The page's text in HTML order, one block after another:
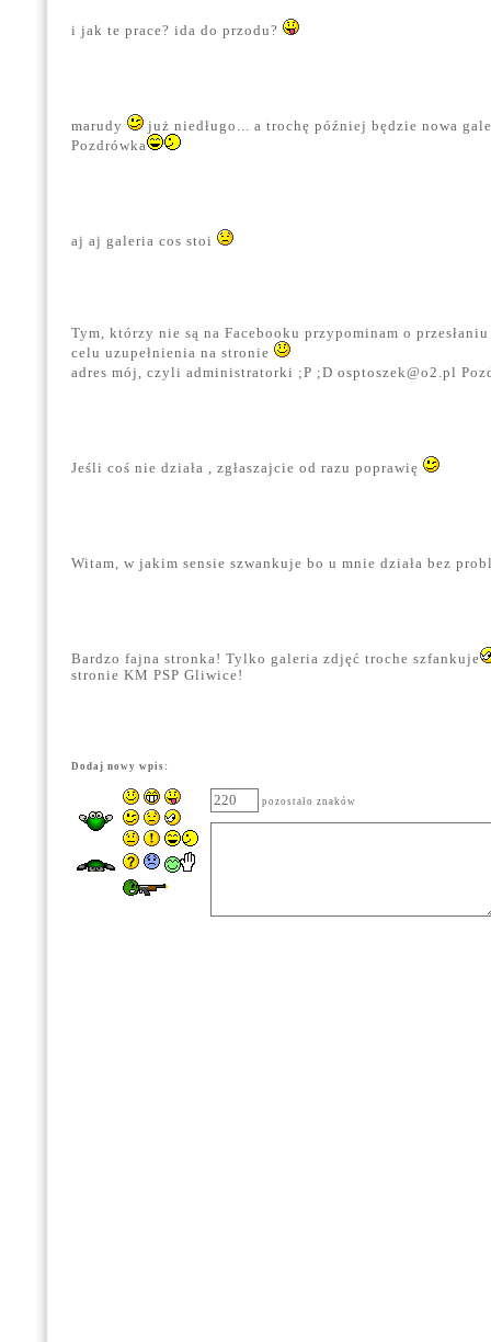
i jak te prace? ida do przodu?
marudy
już niedługo... a trochę później będzie nowa
Pozdrówka
aj aj galeria cos stoi
Tym, którzy nie są na Facebooku przypominam o
celu uzupełnienia na stronie
adres mój, czyli administratorki ;P ;D osptoszek@o2.pl
Jeśli coś nie działa , zgłaszajcie od razu poprawię
Witam, w jakim sensie szwankuje bo u mnie działa bez
Bardzo fajna stronka! Tylko galeria zdjęć troche szfankuje
stronie KM PSP Gliwice!
Dodaj nowy wpis:
pozostało znaków